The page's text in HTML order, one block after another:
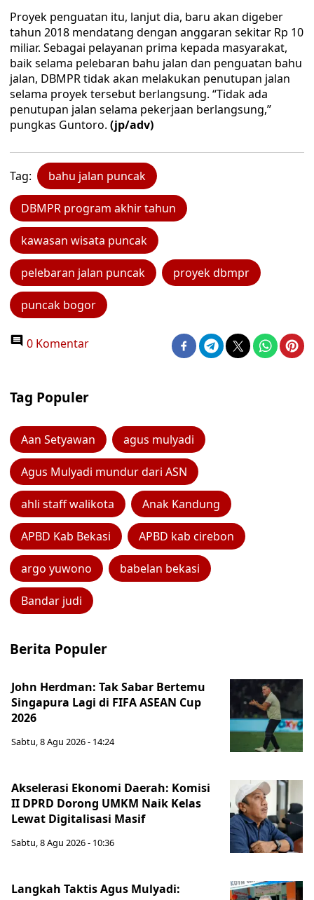
Proyek penguatan itu, lanjut dia, baru akan digeber
tahun 2018 mendatang dengan anggaran sekitar Rp 10
miliar. Sebagai pelayanan prima kepada masyarakat,
baik selama pelebaran bahu jalan dan penguatan bahu
jalan, DBMPR tidak akan melakukan penutupan jalan
selama proyek tersebut berlangsung. “Tidak ada
penutupan jalan selama pekerjaan berlangsung,”
pungkas Guntoro. (jp/adv)
Tag: bahu jalan puncak
DBMPR program akhir tahun
kawasan wisata puncak
pelebaran jalan puncak proyek dbmpr
puncak bogor
0 Komentar
Tag Populer
Aan Setyawan agus mulyadi
Agus Mulyadi mundur dari ASN
ahli staff walikota Anak Kandung
APBD Kab Bekasi APBD kab cirebon
argo yuwono babelan bekasi
Bandar judi
Berita Populer
John Herdman: Tak Sabar Bertemu
Singapura Lagi di FIFA ASEAN Cup
2026
Sabtu, 8 Agu 2026 - 14:24
Akselerasi Ekonomi Daerah: Komisi
II DPRD Dorong UMKM Naik Kelas
Lewat Digitalisasi Masif
Sabtu, 8 Agu 2026 - 10:36
Langkah Taktis Agus Mulyadi: